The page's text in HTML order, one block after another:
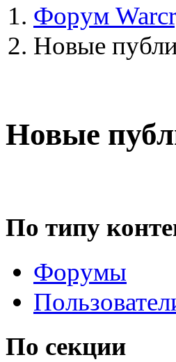
Форум
Новые
Новые
По типу
Форумы
По секции